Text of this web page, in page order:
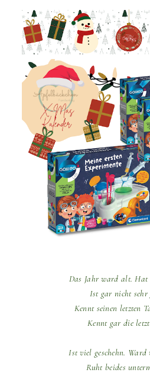
Das Jahr ward alt. Hat
Ist gar nicht sehr
Kennt seinen letzten
Kennt gar die
Ist viel geschehn. Ward
Ruht beides